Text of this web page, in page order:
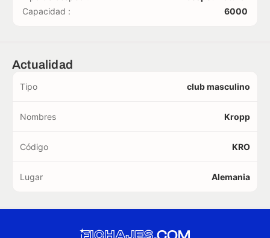
Capacidad :
6000
Actualidad
Tipo club masculino
Nombres Kropp
Código KRO
Lugar Alemania